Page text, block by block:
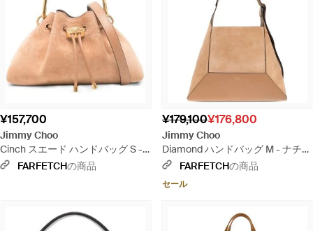
¥157,700
Jimmy Choo
Cinch スエード ハンドバッグ S -
ナチュラル
FARFETCHの商品
¥179,100¥176,800
Jimmy Choo
Diamond ハンドバッグ M - ナチュ
ラルFARFETCHの商品
セール